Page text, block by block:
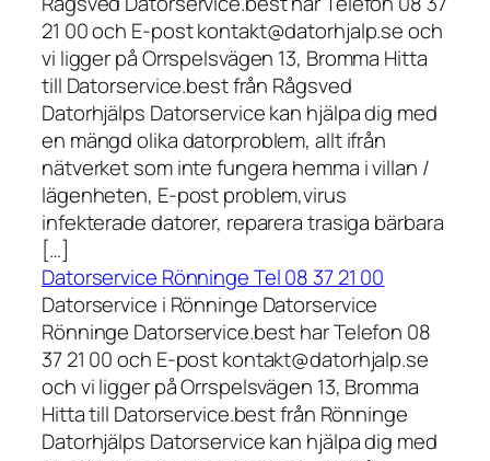
21 00 och E-post kontakt@datorhjalp.se och
vi ligger på Orrspelsvägen 13, Bromma Hitta
till Datorservice.best från Rågsved
Datorhjälps Datorservice kan hjälpa dig med
en mängd olika datorproblem, allt ifrån
nätverket som inte fungera hemma i villan /
lägenheten, E-post problem,virus
infekterade datorer, reparera trasiga bärbara
[…]
Datorservice Rönninge Tel 08 37 21 00
Datorservice i Rönninge Datorservice
Rönninge Datorservice.best har Telefon 08
37 21 00 och E-post kontakt@datorhjalp.se
och vi ligger på Orrspelsvägen 13, Bromma
Hitta till Datorservice.best från Rönninge
Datorhjälps Datorservice kan hjälpa dig med